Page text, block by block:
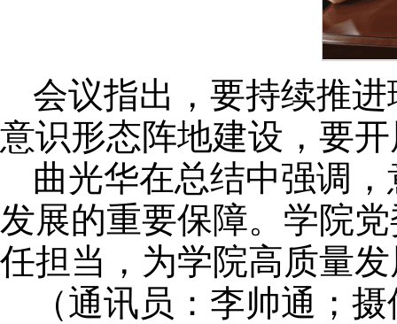
会议指出，要持续推
意识形态阵地建设，要
曲光华在总结中强调
发展的重要保障。学院
任担当，为学院高质量
（通讯员：李帅通；